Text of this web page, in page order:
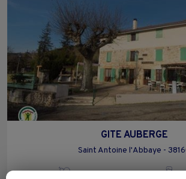
GITE AUBERGE
Saint Antoine l'Abbaye -